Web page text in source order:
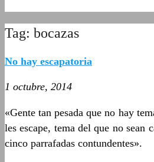
Tag: bocazas
No hay escapatoria
1 octubre, 2014
«Gente tan pesada que no hay
les escape, tema del que no sean
cinco parrafadas contundentes».